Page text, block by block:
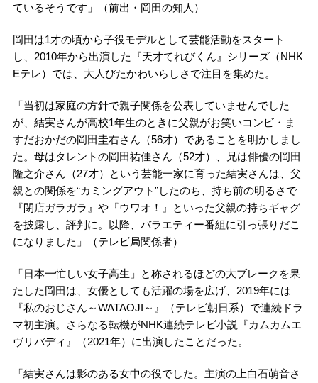
ているそうです」（前出・岡田の知人）
岡田は1才の頃から子役モデルとして芸能活動をスタート
し、2010年から出演した『天才てれびくん』シリーズ（NHK
Eテレ）では、大人びたかわいらしさで注目を集めた。
「当初は家庭の方針で親子関係を公表していませんでした
が、結実さんが高校1年生のときに父親がお笑いコンビ・ま
すだおかだの岡田圭右さん（56才）であることを明かしまし
た。母はタレントの岡田祐佳さん（52才）、兄は俳優の岡田
隆之介さん（27才）という芸能一家に育った結実さんは、父
親との関係を“カミングアウト”したのち、持ち前の明るさで
『閉店ガラガラ』や『ウワオ！』といった父親の持ちギャグ
を披露し、評判に。以降、バラエティー番組に引っ張りだこ
になりました」（テレビ局関係者）
「日本一忙しい女子高生」と称されるほどの大ブレークを果
たした岡田は、女優としても活躍の場を広げ、2019年には
『私のおじさん～WATAOJI～』（テレビ朝日系）で連続ドラ
マ初主演。さらなる転機がNHK連続テレビ小説『カムカムエ
ヴリバディ』（2021年）に出演したことだった。
「結実さんは影のある女中の役でした。主演の上白石萌音さ